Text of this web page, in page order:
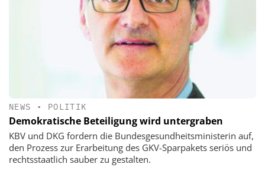
NEWS • POLITIK
Demokratische Beteiligung wird untergraben
KBV und DKG fordern die Bundesgesundheitsministerin auf,
den Prozess zur Erarbeitung des GKV-Sparpakets seriös und
rechtsstaatlich sauber zu gestalten.